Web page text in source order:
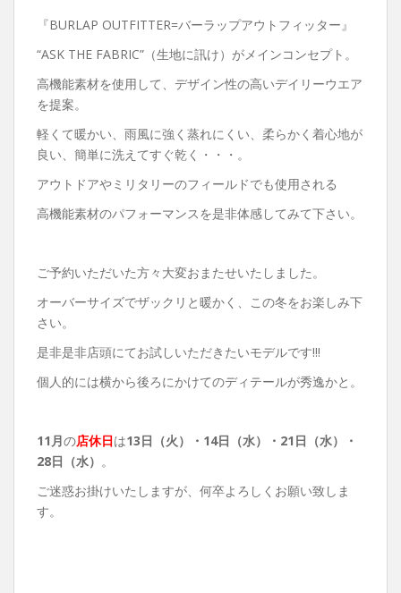
『BURLAP OUTFITTER=バーラップアウトフィッター』
“ASK THE FABRIC”（生地に訊け）がメインコンセプト。
高機能素材を使用して、デザイン性の高いデイリーウエア
を提案。
軽くて暖かい、雨風に強く蒸れにくい、柔らかく着心地が
良い、簡単に洗えてすぐ乾く・・・。
アウトドアやミリタリーのフィールドでも使用される
高機能素材のパフォーマンスを是非体感してみて下さい。
ご予約いただいた方々大変おまたせいたしました。
オーバーサイズでザックリと暖かく、この冬をお楽しみ下
さい。
是非是非店頭にてお試しいただきたいモデルです!!!
個人的には横から後ろにかけてのディテールが秀逸かと。
11月の店休日は13日（火）・14日（水）・21日（水）・
28日（水） 。
ご迷惑お掛けいたしますが、何卒よろしくお願い致しま
す。